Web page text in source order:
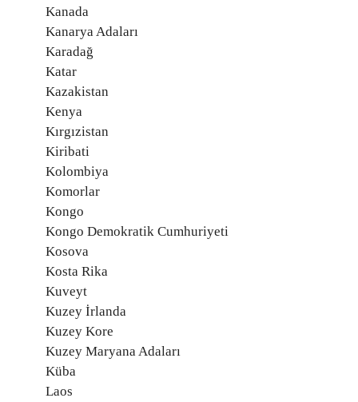
Kanada
Kanarya Adaları
Karadağ
Katar
Kazakistan
Kenya
Kırgızistan
Kiribati
Kolombiya
Komorlar
Kongo
Kongo Demokratik Cumhuriyeti
Kosova
Kosta Rika
Kuveyt
Kuzey İrlanda
Kuzey Kore
Kuzey Maryana Adaları
Küba
Laos